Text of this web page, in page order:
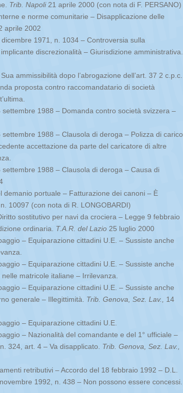
Trib. Napoli21 aprile 2000 (con nota di F. PERSANO)
e norme comunitarie – Disapplicazione delle
aprile 2002
1971, n. 1034 – Controversia sulla
discrezionalità – Giurisdizione amministrativa.
ammissibilità dopo l’abrogazione dell’art. 37 2 c.p.c.
proposta contro raccomandatario di società
1988 – Domanda contro società svizzera –
1988 – Clausola di deroga – Polizza di carico
accettazione da parte del caricatore di altre
1988 – Clausola di deroga – Causa di
demanio portuale – Fatturazione dei canoni – È
10097 (con nota di R. LONGOBARDI)
sostitutivo per navi da crociera – Legge 9 febbraio
ordinaria. T.A.R. del Lazio 25 luglio 2000
– Equiparazione cittadini U.E. – Sussiste anche
– Equiparazione cittadini U.E. – Sussiste anche
matricole italiane – Irrilevanza.
– Equiparazione cittadini U.E. – Sussiste anche
generale – Illegittimità. Trib. Genova, Sez. Lav.,
14
– Equiparazione cittadini U.E.
– Nazionalità del comandante e del 1° ufficiale –
324, art. 4 – Va disapplicato. Trib. Genova, Sez. Lav.,
retributivi – Accordo del 18 febbraio 1992 – D.L.
1992, n. 438 – Non possono essere concessi.